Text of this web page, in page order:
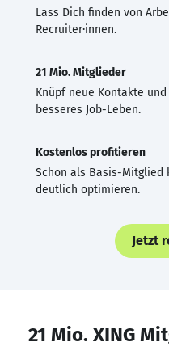
Lass Dich finden von
Recruiter·innen.
21 Mio. Mitglieder
Knüpf neue Kontakte
besseres Job-Leben.
Kostenlos profitieren
Schon als Basis-Mitglied
deutlich optimieren.
Jetzt
21 Mio. XING